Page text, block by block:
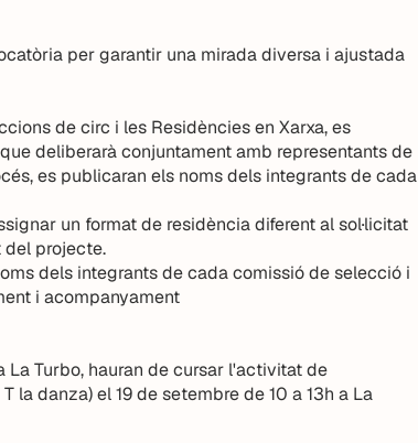
per garantir una mirada diversa i ajustada
de circ i les Residències en Xarxa, es
deliberarà conjuntament amb representants de
es publicaran els noms dels integrants de cada
un format de residència diferent al sol·licitat
del projecte.
dels integrants de cada comissió de selecció i
i acompanyament
Turbo, hauran de cursar l'activitat de
la danza) el 19 de setembre de 10 a 13h a La